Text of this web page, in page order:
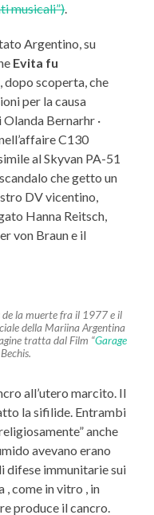
musicali”).
Argentino, su
Evita fu
dopo scoperta, che
per la causa
Bernarhr ·
C130
al Skyvan PA-51
che getto un
DV vicentino,
Hanna Reitsch,
von Braun e il
de la muerte fra il 1977 e il
della Mariina Argentina
tratta dal Film “Garage
all’utero marcito. Il
la sifilide. Entrambi
anche
avevano erano
difese immunitarie sui
, come in vitro , in
produce il cancro.